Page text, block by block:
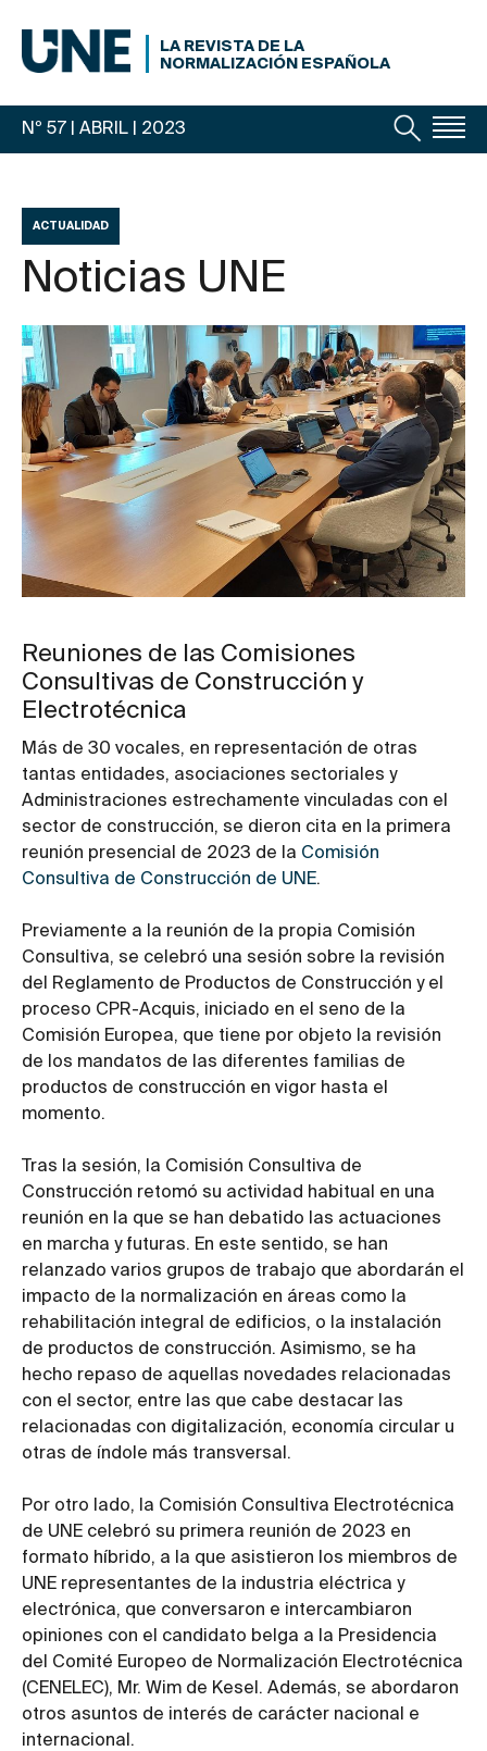
LA REVISTA DE LA
NORMALIZACIÓN ESPAÑOLA
Nº 57 | ABRIL | 2023
ACTUALIDAD
Noticias UNE
Reuniones de las Comisiones
Consultivas de Construcción y
Electrotécnica
Más de 30 vocales, en representación de otras
tantas entidades, asociaciones sectoriales y
Administraciones estrechamente vinculadas con el
sector de construcción, se dieron cita en la primera
reunión presencial de 2023 de la Comisión
Consultiva de Construcción de UNE.
Previamente a la reunión de la propia Comisión
Consultiva, se celebró una sesión sobre la revisión
del Reglamento de Productos de Construcción y el
proceso CPR-Acquis, iniciado en el seno de la
Comisión Europea, que tiene por objeto la revisión
de los mandatos de las diferentes familias de
productos de construcción en vigor hasta el
momento.
Tras la sesión, la Comisión Consultiva de
Construcción retomó su actividad habitual en una
reunión en la que se han debatido las actuaciones
en marcha y futuras. En este sentido, se han
relanzado varios grupos de trabajo que abordarán el
impacto de la normalización en áreas como la
rehabilitación integral de edificios, o la instalación
de productos de construcción. Asimismo, se ha
hecho repaso de aquellas novedades relacionadas
con el sector, entre las que cabe destacar las
relacionadas con digitalización, economía circular u
otras de índole más transversal.
Por otro lado, la Comisión Consultiva Electrotécnica
de UNE celebró su primera reunión de 2023 en
formato híbrido, a la que asistieron los miembros de
UNE representantes de la industria eléctrica y
electrónica, que conversaron e intercambiaron
opiniones con el candidato belga a la Presidencia
del Comité Europeo de Normalización Electrotécnica
(CENELEC), Mr. Wim de Kesel. Además, se abordaron
otros asuntos de interés de carácter nacional e
internacional.